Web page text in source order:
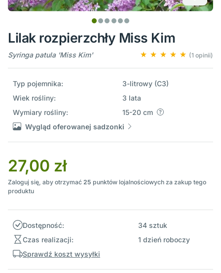
Lilak rozpierzchły Miss Kim
Syringa patula 'Miss Kim' (1 opinii)
Typ pojemnika:
3-litrowy (C3)
Wiek rośliny:
3 lata
Wymiary rośliny:
15-20 cm
Wygląd oferowanej sadzonki
27,00 zł
Zaloguj się, aby otrzymać 25 punktów lojalnościowych za zakup tego
produktu
Dostępność:
34 sztuk
Czas realizacji:
1 dzień roboczy
Sprawdź koszt wysyłki